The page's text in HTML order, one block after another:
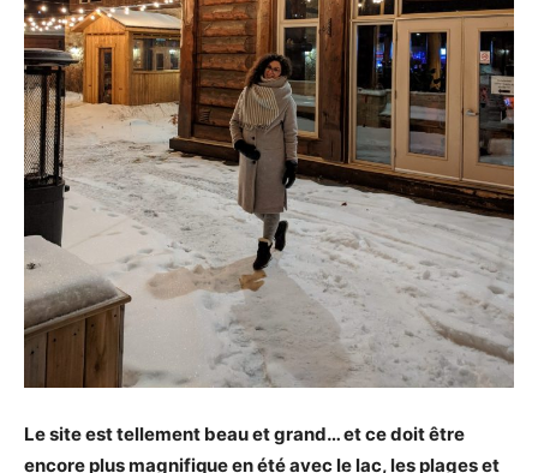
Le site est tellement beau et grand… et ce doit être
encore plus magnifique en été avec le lac, les plages et